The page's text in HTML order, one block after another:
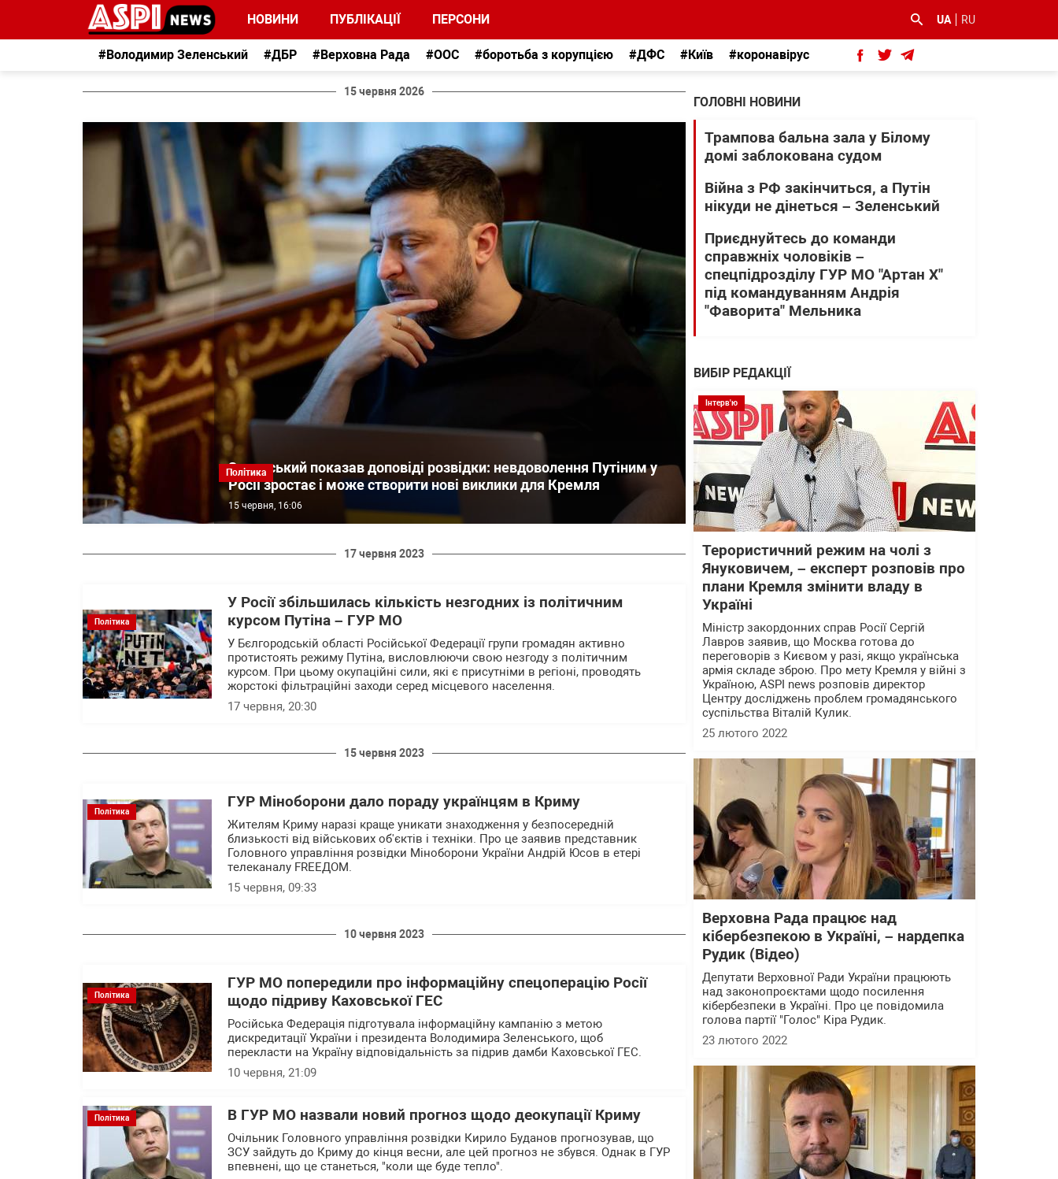
НОВИНИ ПУБЛІКАЦІЇ ПЕРСОНИ UA RU
#Володимир Зеленський #ДБР #Верховна Рада #ООС #боротьба з корупцією #ДФС #Київ #коронавірус
15 червня 2026
Політика
Зеленський показав доповіді розвідки: невдоволення Путіним у
Росії зростає і може створити нові виклики для Кремля
15 червня, 16:06
17 червня 2023
Політика
У Росії збільшилась кількість незгодних із політичним
курсом Путіна – ГУР МО
У Бєлгородській області Російської Федерації групи громадян активно
протистоять режиму Путіна, висловлюючи свою незгоду з політичним
курсом. При цьому окупаційні сили, які є присутніми в регіоні, проводять
жорстокі фільтраційні заходи серед місцевого населення.
17 червня, 20:30
15 червня 2023
Політика
ГУР Міноборони дало пораду українцям в Криму
Жителям Криму наразі краще уникати знаходження у безпосередній
близькості від військових об'єктів і техніки. Про це заявив представник
Головного управління розвідки Міноборони України Андрій Юсов в етері
телеканалу FREEДОМ.
15 червня, 09:33
10 червня 2023
Політика
ГУР МО попередили про інформаційну спецоперацію Росії
щодо підриву Каховської ГЕС
Російська Федерація підготувала інформаційну кампанію з метою
дискредитації України і президента Володимира Зеленського, щоб
перекласти на Україну відповідальність за підрив дамби Каховської ГЕС.
10 червня, 21:09
Політика В ГУР МО назвали новий прогноз щодо деокупації Криму
Очільник Головного управління розвідки Кирило Буданов прогнозував, що
ЗСУ зайдуть до Криму до кінця весни, але цей прогноз не збувся. Однак в ГУР
впевнені, що це станеться, "коли ще буде тепло".
ГОЛОВНІ НОВИНИ
Трампова бальна зала у Білому
домі заблокована судом
Війна з РФ закінчиться, а Путін
нікуди не дінеться – Зеленський
Приєднуйтесь до команди
справжніх чоловіків –
спецпідрозділу ГУР МО "Артан Х"
під командуванням Андрія
"Фаворита" Мельника
ВИБІР РЕДАКЦІЇ
Інтерв'ю
Терористичний режим на чолі з
Януковичем, – експерт розповів про
плани Кремля змінити владу в
Україні
Міністр закордонних справ Росії Сергій
Лавров заявив, що Москва готова до
переговорів з Києвом у разі, якщо українська
армія складе зброю. Про мету Кремля у війні з
Україною, ASPI news розповів директор
Центру досліджень проблем громадянського
суспільства Віталій Кулик.
25 лютого 2022
Верховна Рада працює над
кібербезпекою в Україні, – нардепка
Рудик (Відео)
Депутати Верховної Ради України працюють
над законопроєктами щодо посилення
кібербезпеки в Україні. Про це повідомила
голова партії "Голос" Кіра Рудик.
23 лютого 2022